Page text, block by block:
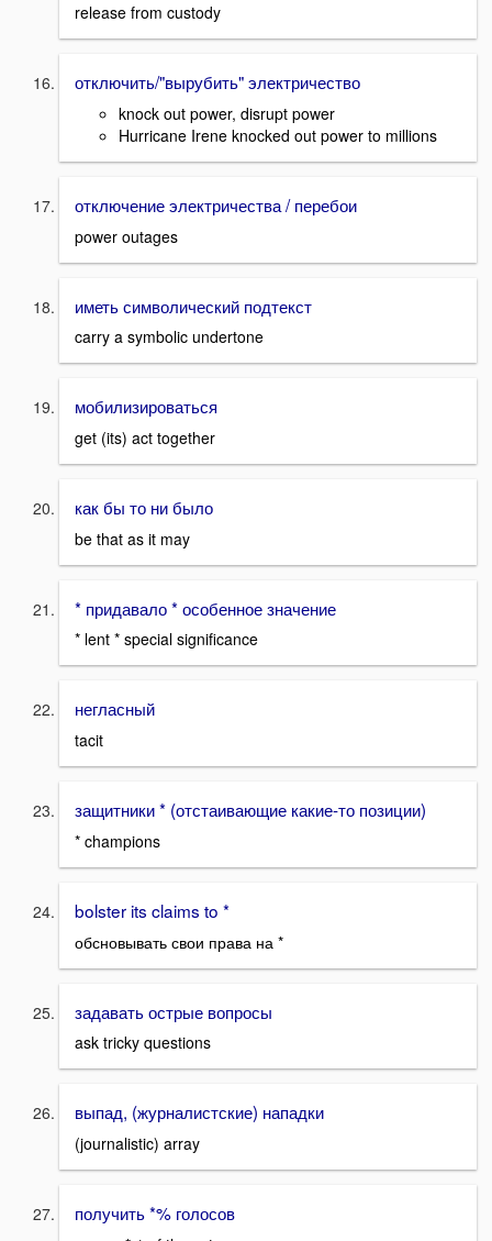
release from custody
отключить/"вырубить" электричество
knock out power, disrupt power
Hurricane Irene knocked out power to millions
отключение электричества / перебои
power outages
иметь символический подтекст
carry a symbolic undertone
мобилизироваться
get (its) act together
как бы то ни было
be that as it may
* придавало * особенное значение
* lent * special significance
негласный
tacit
защитники * (отстаивающие какие-то позиции)
* champions
bolster its claims to *
обсновывать свои права на *
задавать острые вопросы
ask tricky questions
выпад, (журналистские) нападки
(journalistic) array
получить *% голосов